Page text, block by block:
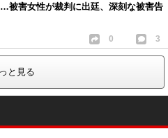
被害女性が裁判に出廷、深刻な被害告
0 3
と見る